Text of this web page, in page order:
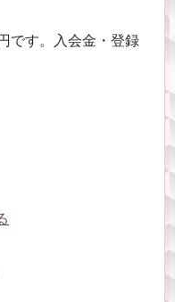
です。入会金・登録